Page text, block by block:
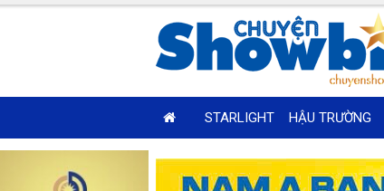
STARLIGHT HẬU TRƯỜNG